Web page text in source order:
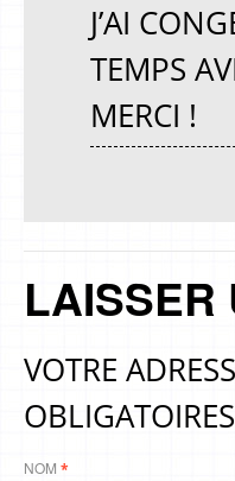
J’AI
TEMPS
MERCI !
LAISSER
VOTRE
NOM *